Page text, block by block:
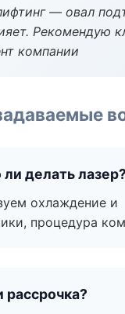
— овал
Рекомендую
компании
ли делать лазер?
охлаждение и
процедура
рассрочка?